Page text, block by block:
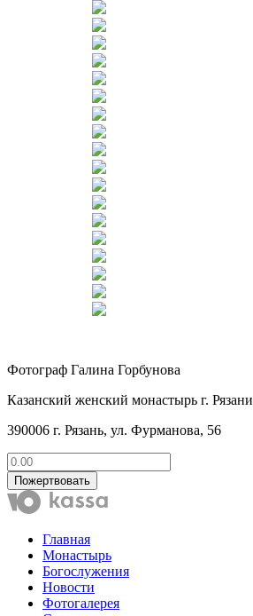
Фотограф Галина Горбунова
Казанский женский монастырь г. Рязани
390006 г. Рязань, ул. Фурманова, 56
Пожертвовать
Главная
Монастырь
Богослужения
Новости
Фотогалерея